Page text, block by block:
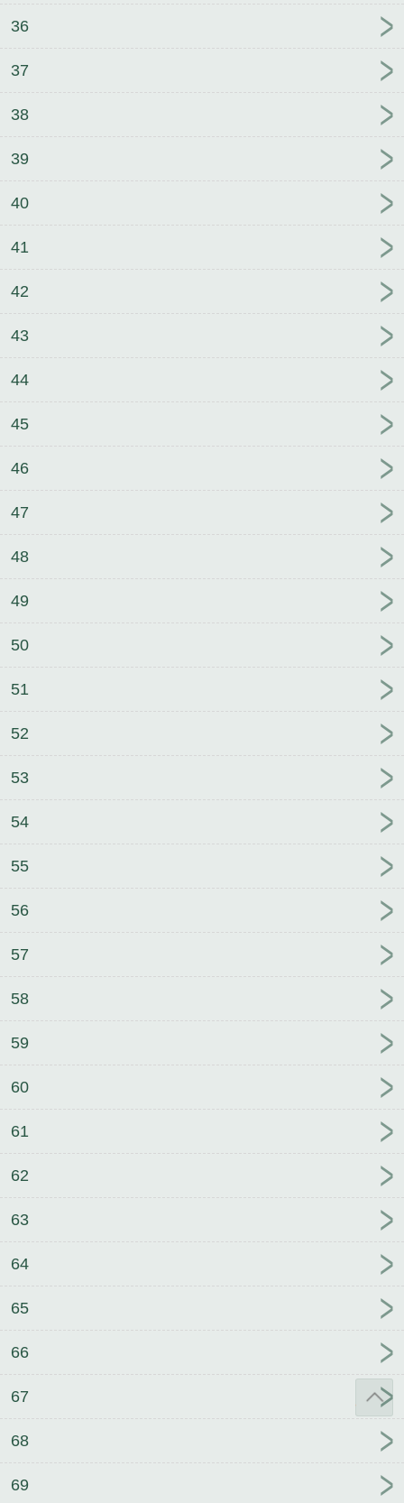
36
37
38
39
40
41
42
43
44
45
46
47
48
49
50
51
52
53
54
55
56
57
58
59
60
61
62
63
64
65
66
67
68
69